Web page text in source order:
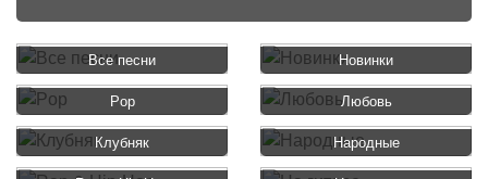
Все песни Новинки
Pop Любовь
Клубняк Народные